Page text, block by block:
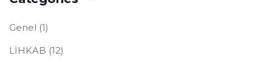
Genel (1)
LİHKAB (12)